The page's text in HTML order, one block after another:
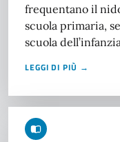
frequentano il
scuola primaria,
scuola
LEGGI DI PIÙ →